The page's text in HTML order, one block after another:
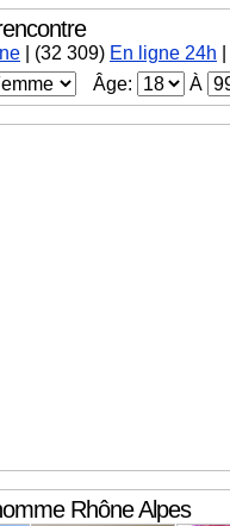
(32 309) En ligne 24h
Âge: À
Rhône Alpes